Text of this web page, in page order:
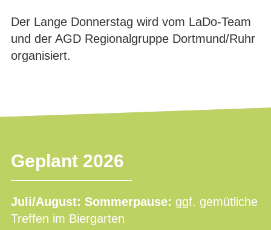
Der Lange Donnerstag wird vom LaDo-Team
und der AGD Regionalgruppe Dortmund/Ruhr
organisiert.
Geplant 2026
Juli/August: Sommerpause: ggf. gemütliche
Treffen im Biergarten